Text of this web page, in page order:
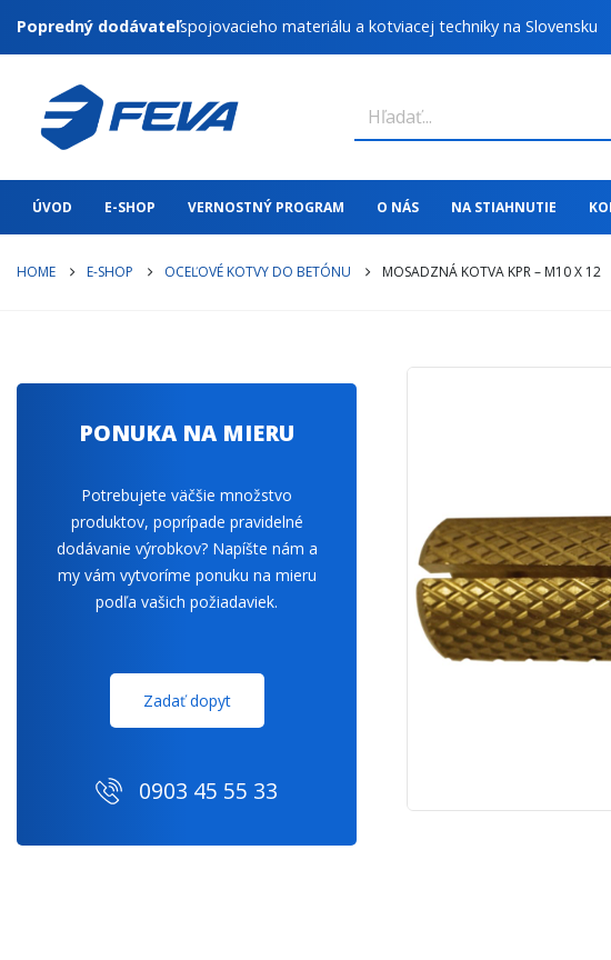
Popredný dodávateľspojovacieho materiálu a kotviacej techniky na Slovensku
ÚVOD E-SHOP VERNOSTNÝ PROGRAM O NÁS NA STIAHNUTIE
HOME E-SHOP OCEĽOVÉ KOTVY DO BETÓNU MOSADZNÁ KOTVA KPR – M10 X 12
PONUKA NA MIERU
Potrebujete väčšie množstvo
produktov, poprípade pravidelné
dodávanie výrobkov? Napíšte nám a
my vám vytvoríme ponuku na mieru
podľa vašich požiadaviek.
Zadať dopyt
0903 45 55 33